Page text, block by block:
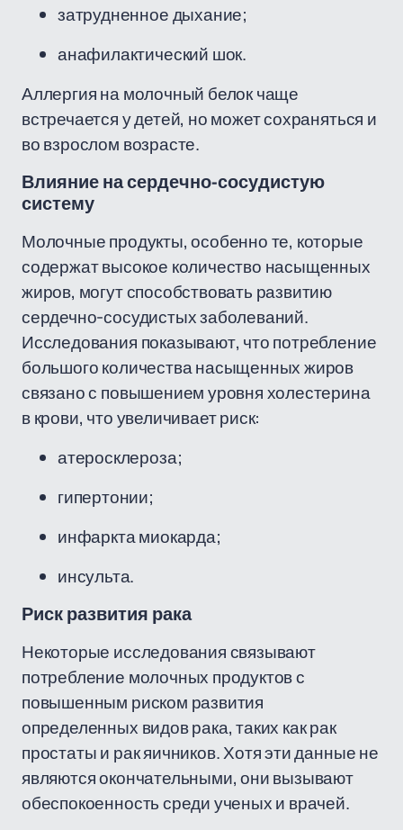
затрудненное дыхание;
анафилактический шок.
Аллергия на молочный белок чаще
встречается у детей, но может сохраняться и
во взрослом возрасте.
Влияние на сердечно-сосудистую
систему
Молочные продукты, особенно те, которые
содержат высокое количество насыщенных
жиров, могут способствовать развитию
сердечно-сосудистых заболеваний.
Исследования показывают, что потребление
большого количества насыщенных жиров
связано с повышением уровня холестерина
в крови, что увеличивает риск:
атеросклероза;
гипертонии;
инфаркта миокарда;
инсульта.
Риск развития рака
Некоторые исследования связывают
потребление молочных продуктов с
повышенным риском развития
определенных видов рака, таких как рак
простаты и рак яичников. Хотя эти данные не
являются окончательными, они вызывают
обеспокоенность среди ученых и врачей.